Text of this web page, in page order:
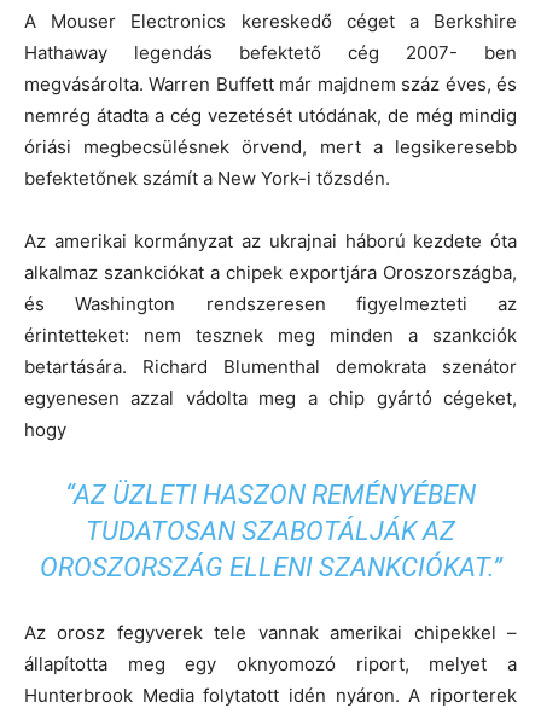
A Mouser Electronics kereskedő céget a Berkshire
Hathaway legendás befektető cég 2007- ben
megvásárolta. Warren Buffett már majdnem száz éves, és
nemrég átadta a cég vezetését utódának, de még mindig
óriási megbecsülésnek örvend, mert a legsikeresebb
befektetőnek számít a New York-i tőzsdén.
Az amerikai kormányzat az ukrajnai háború kezdete óta
alkalmaz szankciókat a chipek exportjára Oroszországba,
és Washington rendszeresen figyelmezteti az
érintetteket: nem tesznek meg minden a szankciók
betartására. Richard Blumenthal demokrata szenátor
egyenesen azzal vádolta meg a chip gyártó cégeket,
hogy
“AZ ÜZLETI HASZON REMÉNYÉBEN
TUDATOSAN SZABOTÁLJÁK AZ
OROSZORSZÁG ELLENI SZANKCIÓKAT.”
Az orosz fegyverek tele vannak amerikai chipekkel –
állapította meg egy oknyomozó riport, melyet a
Hunterbrook Media folytatott idén nyáron. A riporterek